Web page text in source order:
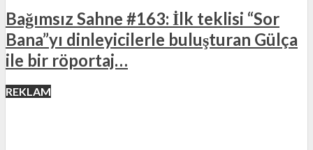
Bağımsız Sahne #163: İlk teklisi “Sor
Bana”yı dinleyicilerle buluşturan Gülça
ile bir röportaj…
REKLAM